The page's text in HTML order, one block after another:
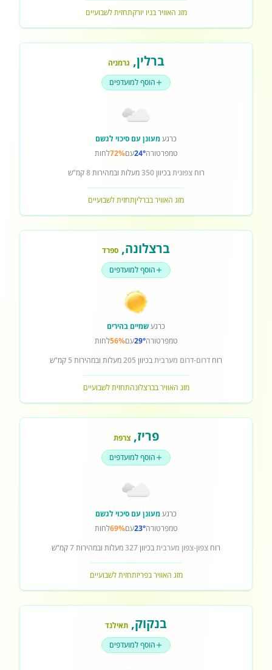
מזג האוויר בניו יורקתחזית לשבועיים
ברלין, גרמניה
הוסף למועדפים
כרגעמעונן עם סיכוי לגשם
טמפרטורה24°עם72%לחות
רוחצפוניתבכיוון350מעלות ובמהירות8קמ"ש
מזג האוויר בברליןתחזית לשבועיים
ברצלונה, ספרד
הוסף למועדפים
כרגעשמיים בהירים
טמפרטורה29°עם56%לחות
רוח דרום-דרום מערביתבכיוון 205מעלות ובמהירות 5 קמ"ש
מזג האוויר בברצלונהתחזית לשבועיים
פריז,צרפת
הוסף למועדפים
כרגעמעונן עם סיכוי לגשם
טמפרטורה23°עם69%לחות
רוח צפון-צפון מערביתבכיוון327מעלות ובמהירות7קמ"ש
מזג האוויר בפריזתחזית לשבועיים
בנקוק, תאילנד
הוסף למועדפים